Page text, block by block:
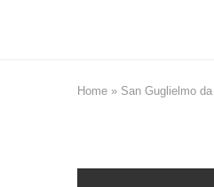
Home » San Guglielmo